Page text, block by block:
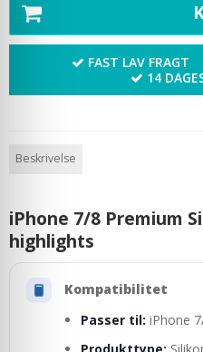
FAST LAV FRAGT
14
Beskrivelse
iPhone 7/8 Premium
highlights
Kompatibilitet
Passer til: iPhone
Produkttype: